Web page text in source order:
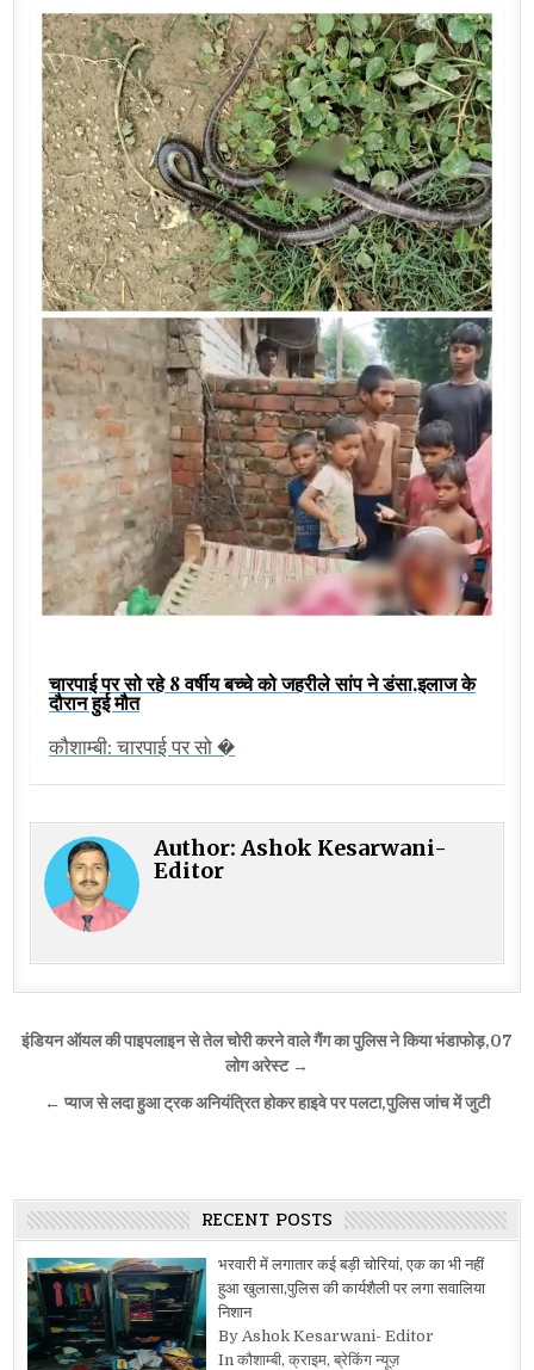
चारपाई पर सो रहे 8 वर्षीय बच्चे को जहरीले सांप ने डंसा,इलाज के
दौरान हुई मौत
कौशाम्बी: चारपाई पर सो �
Author:Ashok Kesarwani-
Editor
Post
इंडियन ऑयल की पाइपलाइन से तेल चोरी करने वाले गैंग का पुलिस ने किया भंडाफोड़,07
लोग अरेस्ट →
← प्याज से लदा हुआ ट्रक अनियंत्रित होकर हाइवे पर पलटा,पुलिस जांच में जुटी
RECENT POSTS
भरवारी में लगातार कई बड़ी चोरियां, एक का भी नहीं
हुआ खुलासा,पुलिस की कार्यशैली पर लगा सवालिया
निशान
By Ashok Kesarwani- Editor
In कौशाम्बी, क्राइम, ब्रेकिंग न्यूज़